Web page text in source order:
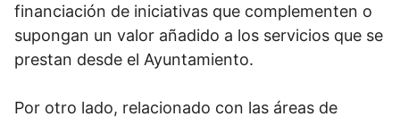
financiación de iniciativas que complementen o
supongan un valor añadido a los servicios que se
prestan desde el Ayuntamiento.
Por otro lado, relacionado con las áreas de